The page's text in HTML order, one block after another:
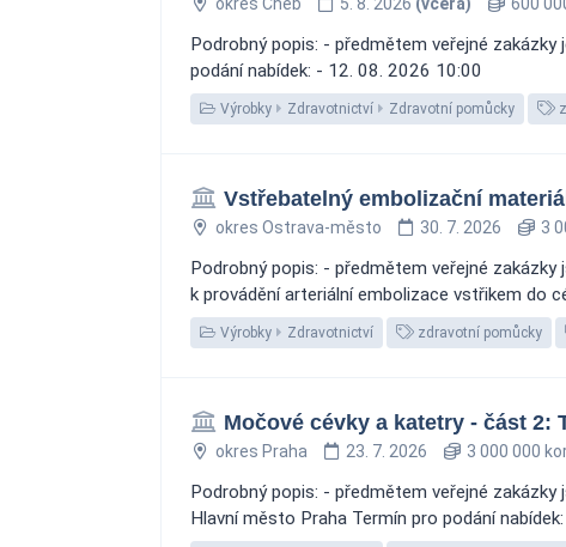
Podrobný popis: - předmětem veřejné
podání nabídek: - 12. 08. 2026 10:00
Výrobky Zdravotnictví Zdravotní pomůcky
Vstřebatelný embolizační materiál
okres Ostrava-město 30. 7. 2026 3
Podrobný popis: - předmětem veřejné
k provádění arteriální embolizace vstřikem do
Výrobky Zdravotnictví zdravotní pomůcky
Močové cévky a katetry - část 2:
okres Praha 23. 7. 2026 3 000 000
Podrobný popis: - předmětem veřejné
Hlavní město Praha Termín pro podání